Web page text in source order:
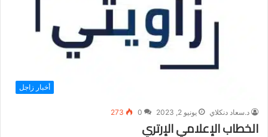
أخبار زاجل
د.سعاد دنكلاي يونيو 2, 2023 0
273
الخطاب الإعلامي الإرتري